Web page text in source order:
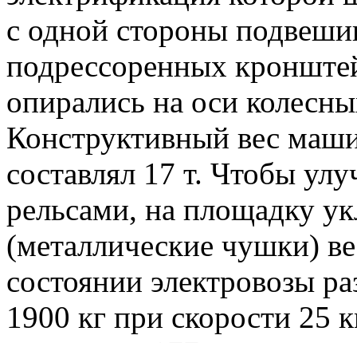
с одной стороны
подрессоренных
опирались на оси
Конструктивный вес
составлял 17 т. Чтобы
рельсами, на площадку
(металлические чушки)
состоянии электровозы
1900 кг при скорости 25